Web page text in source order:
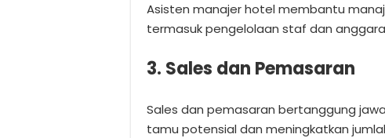
Asisten manajer hotel membantu
termasuk pengelolaan staf dan
3. Sales dan Pemasaran
Sales dan pemasaran bertanggung
tamu potensial dan meningkatkan